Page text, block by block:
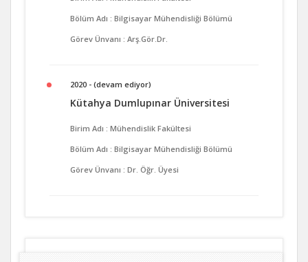
Bölüm Adı : Bilgisayar Mühendisliği Bölümü
Görev Ünvanı : Arş.Gör.Dr.
2020 - (devam ediyor)
Kütahya Dumlupınar Üniversitesi
Birim Adı : Mühendislik Fakültesi
Bölüm Adı : Bilgisayar Mühendisliği Bölümü
Görev Ünvanı : Dr. Öğr. Üyesi